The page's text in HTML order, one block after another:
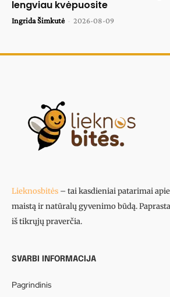
lengviau kvėpuosite
Ingrida Šimkutė - 2026-08-09
Lieknosbitės – tai kasdieniai patarimai
maistą ir natūralų gyvenimo būdą.
iš tikrųjų praverčia.
SVARBI INFORMACIJA
Pagrindinis